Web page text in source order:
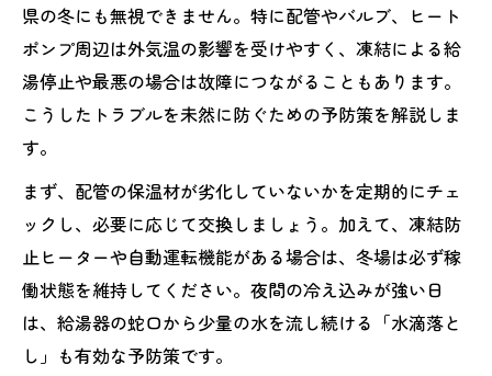
県の冬にも無視できません。特に配管やバルブ、ヒート
ポンプ周辺は外気温の影響を受けやすく、凍結による給
湯停止や最悪の場合は故障につながることもあります。
こうしたトラブルを未然に防ぐための予防策を解説しま
す。
まず、配管の保温材が劣化していないかを定期的にチェ
ックし、必要に応じて交換しましょう。加えて、凍結防
止ヒーターや自動運転機能がある場合は、冬場は必ず稼
働状態を維持してください。夜間の冷え込みが強い日
は、給湯器の蛇口から少量の水を流し続ける「水滴落と
し」も有効な予防策です。